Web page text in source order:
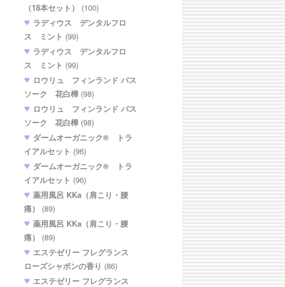
（18本セット）
(100)
ラディウス デンタルフロ
ス ミント (99)
ラディウス デンタルフロ
ス ミント (99)
ロウリュ フィンランド バス
ソーク 花白樺 (98)
ロウリュ フィンランド バス
ソーク 花白樺 (98)
ダームオーガニック® トラ
イアルセット (96)
ダームオーガニック® トラ
イアルセット (96)
薬用風呂 KKa（肩こり・腰
痛）
(89)
薬用風呂 KKa（肩こり・腰
痛）
(89)
エステゼリー フレグランス
ローズシャボンの香り (86)
エステゼリー フレグランス